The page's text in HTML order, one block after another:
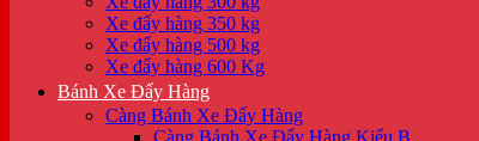
Xe đẩy hàng 350 kg
Xe đẩy hàng 500 kg
Xe đẩy hàng 600 Kg
Bánh Xe Đẩy Hàng
Càng Bánh Xe Đẩy Hàng
Càng Bánh Xe Đẩy Hàng Kiểu B